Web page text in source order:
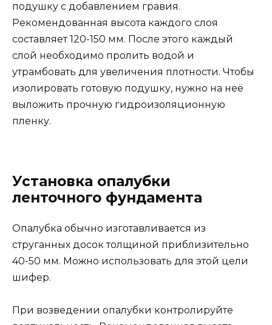
подушку с добавлением гравия.
Рекомендованная высота каждого слоя
составляет 120-150 мм. После этого каждый
слой необходимо пролить водой и
утрамбовать для увеличения плотности. Чтобы
изолировать готовую подушку, нужно на неё
выложить прочную гидроизоляционную
пленку.
Установка опалубки
ленточного фундамента
Опалубка обычно изготавливается из
струганных досок толщиной приблизительно
40-50 мм. Можно использовать для этой цели
шифер.
При возведении опалубки контролируйте